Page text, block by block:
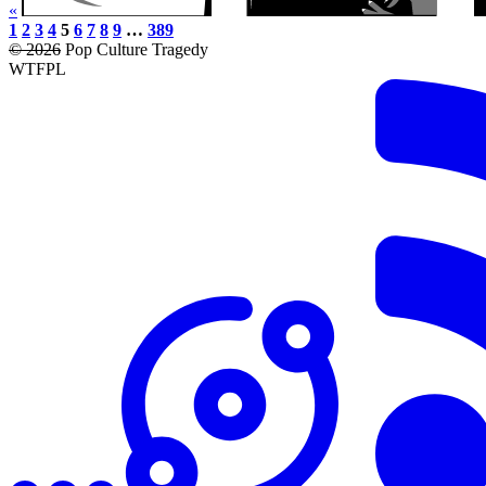
«
1 2 3 4 5 6 7 8 9 … 389
© 2026 Pop Culture Tragedy
WTFPL